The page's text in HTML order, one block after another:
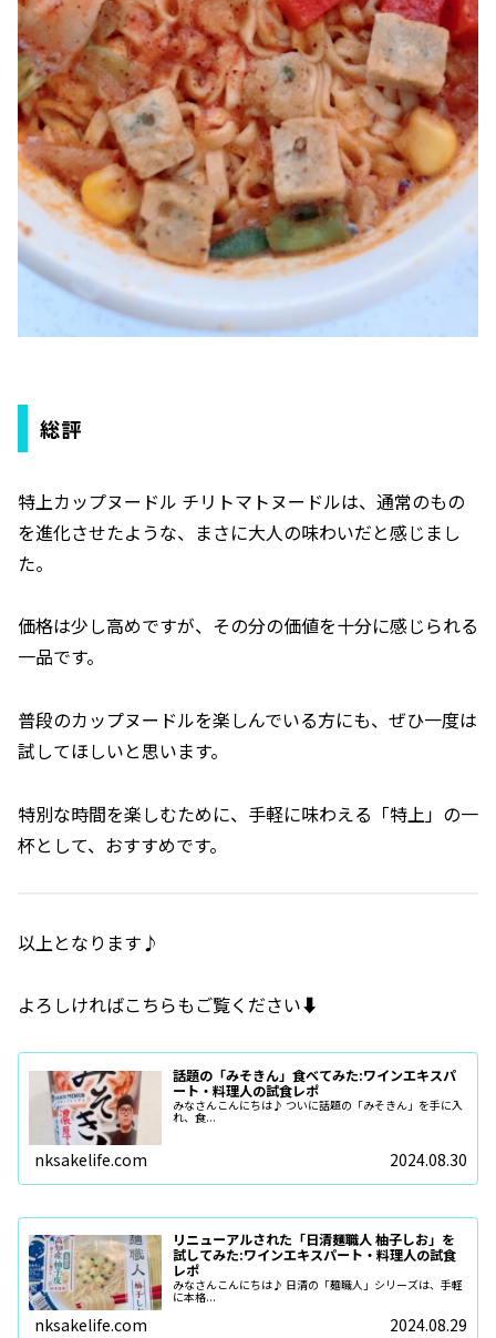
総評
特上カップヌードル チリトマトヌードルは、通常のもの
を進化させたような、まさに大人の味わいだと感じまし
た。
価格は少し高めですが、その分の価値を十分に感じられる
一品です。
普段のカップヌードルを楽しんでいる方にも、ぜひ一度は
試してほしいと思います。
特別な時間を楽しむために、手軽に味わえる「特上」の一
杯として、おすすめです。
以上となります♪
よろしければこちらもご覧ください⬇️
話題の「みそきん」食べてみた:ワインエキスパ
ート・料理人の試食レポ
みなさんこんにちは♪ ついに話題の「みそきん」を手に入
れ、食...
nksakelife.com 2024.08.30
リニューアルされた「日清麺職人 柚子しお」を
試してみた:ワインエキスパート・料理人の試食
レポ
みなさんこんにちは♪ 日清の「麺職人」シリーズは、手軽
に本格...
nksakelife.com 2024.08.29